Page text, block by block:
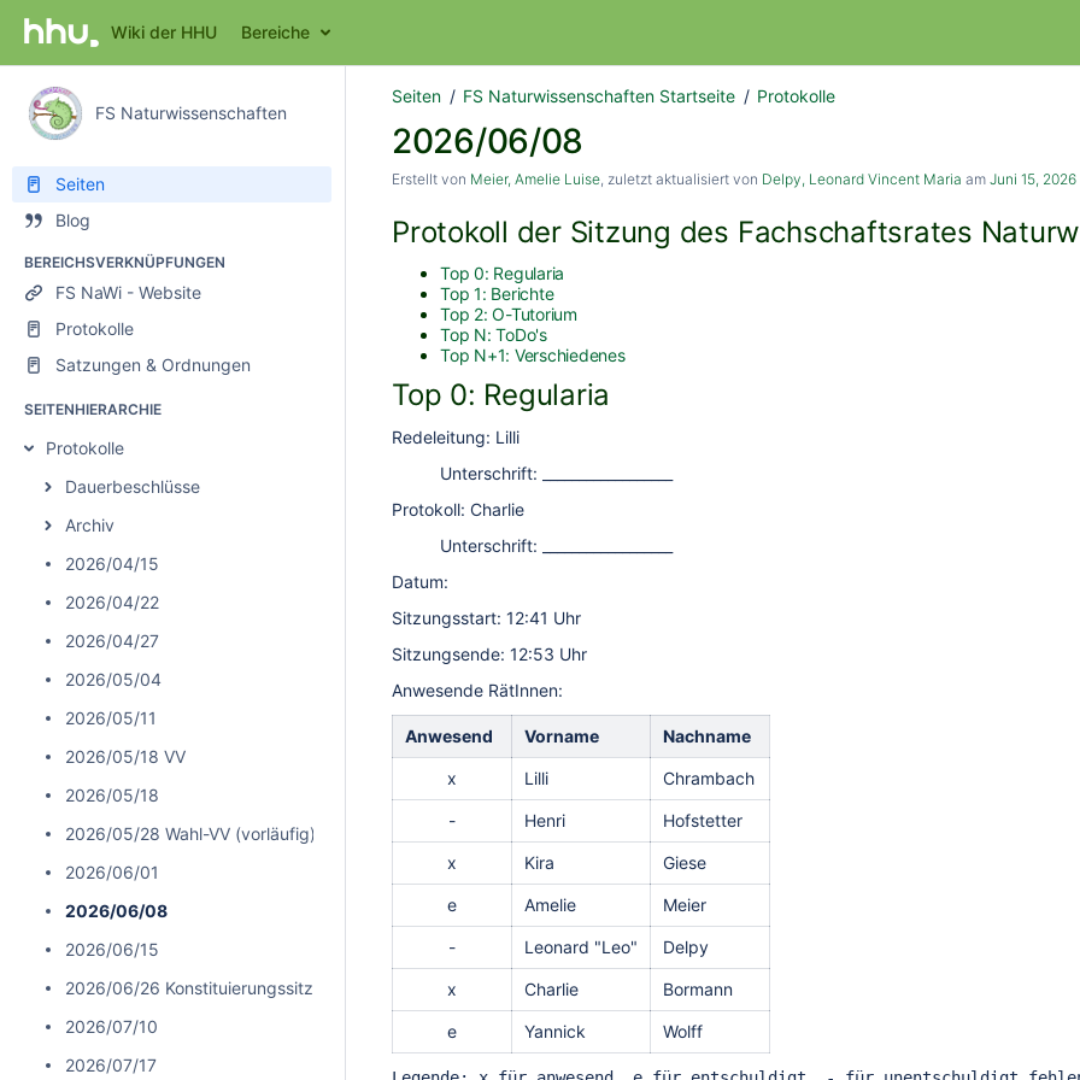
Wiki der HHU Bereiche
FS Naturwissenschaften
Seiten
Blog
BEREICHSVERKNÜPFUNGEN
FS NaWi - Website
Protokolle
Satzungen & Ordnungen
SEITENHIERARCHIE
Protokolle
Dauerbeschlüsse
Archiv
2026/04/15
2026/04/22
2026/04/27
2026/05/04
2026/05/11
2026/05/18 VV
2026/05/18
2026/05/28 Wahl-VV (vorläufig)
2026/06/01
2026/06/08
2026/06/15
2026/06/26 Konstituierungssitzung
2026/07/10
2026/07/17
Seiten FS Naturwissenschaften Startseite Protokolle
2026/06/08
Erstellt von Meier, Amelie Luise, zuletzt aktualisiert von Delpy, Leonard Vincent Maria am Juni 15, 2026
Protokoll der Sitzung des Fachschaftsrates
Top 0: Regularia
Top 1: Berichte
Top 2: O-Tutorium
Top N: ToDo's
Top N+1: Verschiedenes
Top 0: Regularia
Redeleitung: Lilli
Unterschrift: __________________
Protokoll: Charlie
Unterschrift: __________________
Datum:
Sitzungsstart: 12:41 Uhr
Sitzungsende: 12:53 Uhr
Anwesende RätInnen:
Anwesend Vorname Nachname
x Lilli Chrambach
- Henri Hofstetter
x Kira Giese
e Amelie Meier
- Leonard "Leo" Delpy
x Charlie Bormann
e Yannick Wolff